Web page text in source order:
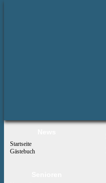
Startseite
Gästebuch